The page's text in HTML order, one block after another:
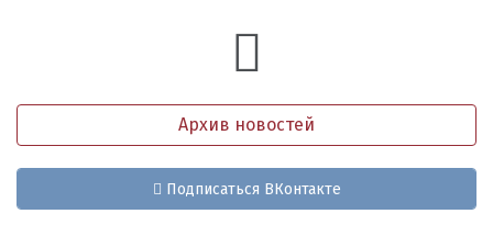
Архив новостей
Подписаться ВКонтакте